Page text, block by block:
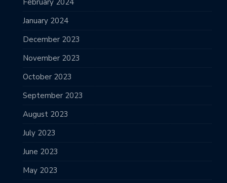
January 2024
December 2023
November 2023
October 2023
September 2023
August 2023
July 2023
June 2023
May 2023